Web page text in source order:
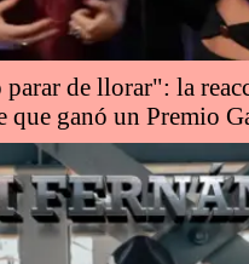
de llorar": la
que ganó un Premio